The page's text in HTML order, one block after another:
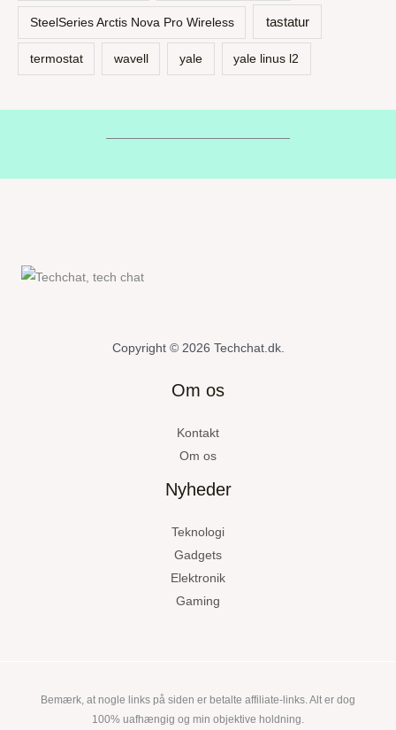
SteelSeries Arctis Nova Pro Wireless tastatur
termostat wavell yale yale linus l2
Copyright © 2026 Techchat.dk.
Om os
Kontakt
Om os
Nyheder
Teknologi
Gadgets
Elektronik
Gaming
Bemærk, at nogle links på siden er betalte affiliate-links. Alt er dog
100% uafhængig og min objektive holdning.